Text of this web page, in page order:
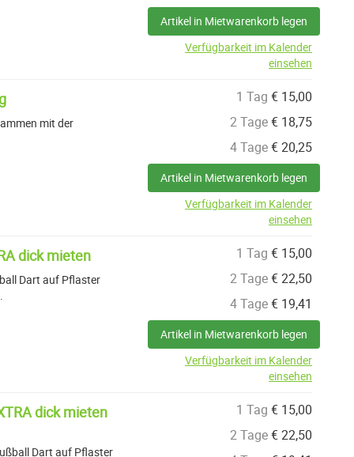
Artikel in Mietwarenkorb legen
Verfügbarkeit im Kalender
einsehen
1 Tag € 15,00
2 Tage€ 18,75
4 Tage€20,25
Artikel in Mietwarenkorb legen
Verfügbarkeit im Kalender
einsehen
mit der
1 Tag € 15,00
2 Tage€22,50
4 Tage€ 19,41
Artikel in Mietwarenkorb legen
Verfügbarkeit im Kalender
einsehen
dick mieten
Dart auf Pflaster
1 Tag € 15,00
2 Tage€22,50
dick mieten
Dart auf Pflaster